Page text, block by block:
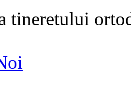
tineretului